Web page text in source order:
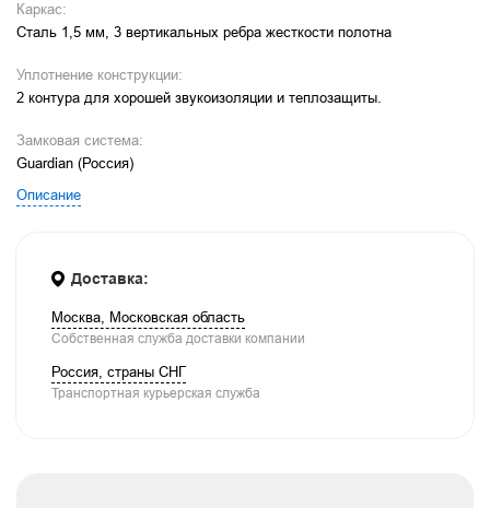
Каркас:
Сталь 1,5 мм, 3 вертикальных ребра жесткости полотна
Уплотнение конструкции:
2 контура для хорошей звукоизоляции и теплозащиты.
Замковая система:
Guardian (Россия)
Описание
Доставка:
Москва, Московская область
Собственная служба доставки компании
Россия, страны СНГ
Транспортная курьерская служба